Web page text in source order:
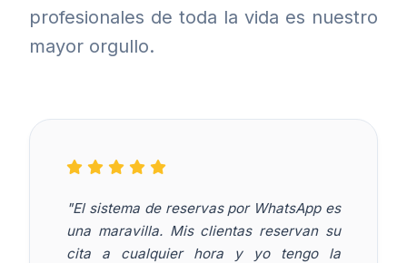
profesionales de toda la vida es nuestro
mayor orgullo.
"El sistema de reservas por WhatsApp es
una maravilla. Mis clientas reservan su
cita a cualquier hora y yo tengo la